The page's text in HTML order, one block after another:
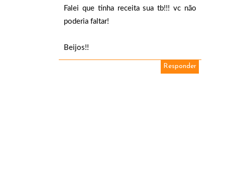
Falei que tinha receita sua tb!!! vc não
poderia faltar!
Beijos!!
Responder